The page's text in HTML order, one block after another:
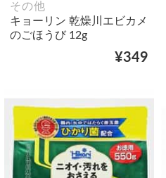
その他
キョーリン 乾燥川エビカメ
のごほうび 12g
¥349